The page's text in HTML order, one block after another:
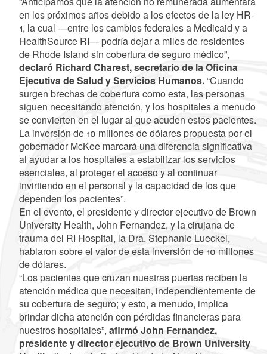
en los próximos años debido a los efectos de la ley HR-
1, la cual —entre los cambios federales a Medicaid y a
HealthSource RI— podría dejar a miles de residentes
de Rhode Island sin cobertura de seguro médico”,
declaró Richard Charest, secretario de la Oficina
Ejecutiva de Salud y Servicios Humanos.“Cuando
surgen brechas de cobertura como esta, las personas
siguen necesitando atención, y los hospitales a menudo
se convierten en el lugar al que acuden estos pacientes.
La inversión de 10 millones de dólares propuesta por el
gobernador McKee marcará una diferencia significativa
al ayudar a los hospitales a estabilizar los servicios
esenciales, al proteger el acceso y al continuar
invirtiendo en el personal y la capacidad de los que
dependen los pacientes”.
En el evento, el presidente y director ejecutivo de Brown
University Health, John Fernandez, y la cirujana de
trauma del RI Hospital, la Dra. Stephanie Lueckel,
hablaron sobre el valor de esta inversión de 10 millones
de dólares.
“Los pacientes que cruzan nuestras puertas reciben la
atención médica que necesitan, independientemente de
su cobertura de seguro; y esto, a menudo, implica
brindar dicha atención con pérdidas financieras para
nuestros hospitales”, afirmó John Fernandez,
presidente y director ejecutivo de Brown University